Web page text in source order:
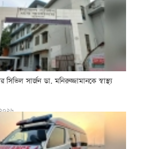
সিভিল সার্জন ডা. মনিরুজ্জামানকে স্বাস্থ্য